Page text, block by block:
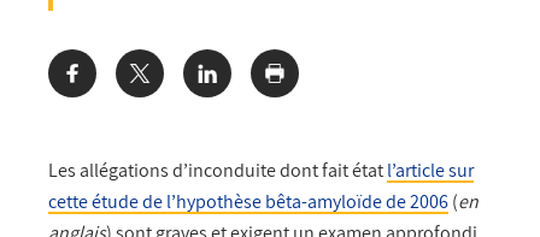
Les allégations d’inconduite dont fait étatl’article sur
cette étude de l’hypothèse bêta-amyloïde de 2006(en
Share: